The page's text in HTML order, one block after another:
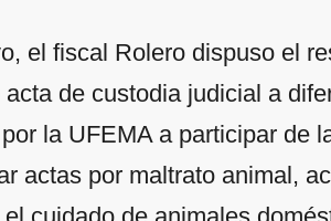
el fiscal Rolero dispuso el
de custodia judicial a
la UFEMA a participar de
actas por maltrato animal,